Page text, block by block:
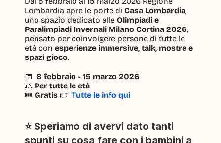
Lombardia apre le porte di Casa Lombardia,
uno spazio dedicato alle Olimpiadi e
Paralimpiadi Invernali Milano Cortina 2026,
pensato per coinvolgere persone di tutte le
età con esperienze immersive, talk, mostre e
spazi gioco.
📅 8 febbraio - 15 marzo 2026
👶 Per tutte le età
🎟 Gratis 👉 Tutte le info qui
⭐ Speriamo di avervi dato tanti
spunti su cosa fare con i bambini a